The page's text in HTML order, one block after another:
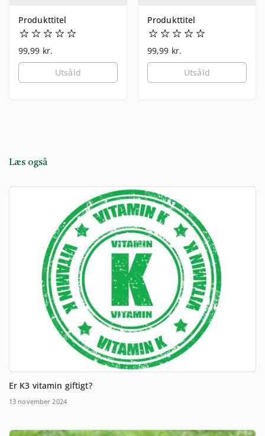
Produkttitel
99,99 kr.
Utsåld
Produkttitel
99,99 kr.
Utsåld
Læs også
Er K3 vitamin giftigt?
13 november 2024